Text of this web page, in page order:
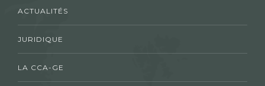
ACTUALITÉS
JURIDIQUE
LA CCA-GE